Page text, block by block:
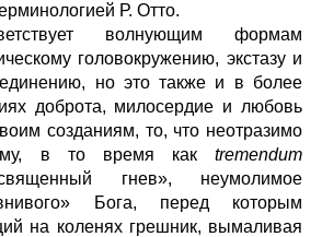
Р. Отто.
волнующим формам
головокружению, экстазу и
но это также и в более
доброта, милосердие и любовь
созданиям, то, что неотразимо
в то время как tremendum
гнев», неумолимое
Бога, перед которым
на коленях грешник, вымаливая